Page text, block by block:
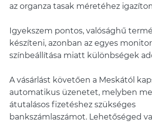
az organza tasak méretéhez
Igyekszem pontos, valósághű
készíteni, azonban az egyes
színbeállítása miatt különbségek
A vásárlást követően a Meskától
automatikus üzenetet, melyben
átutalásos fizetéshez szükséges
bankszámlaszámot. Lehetőséged